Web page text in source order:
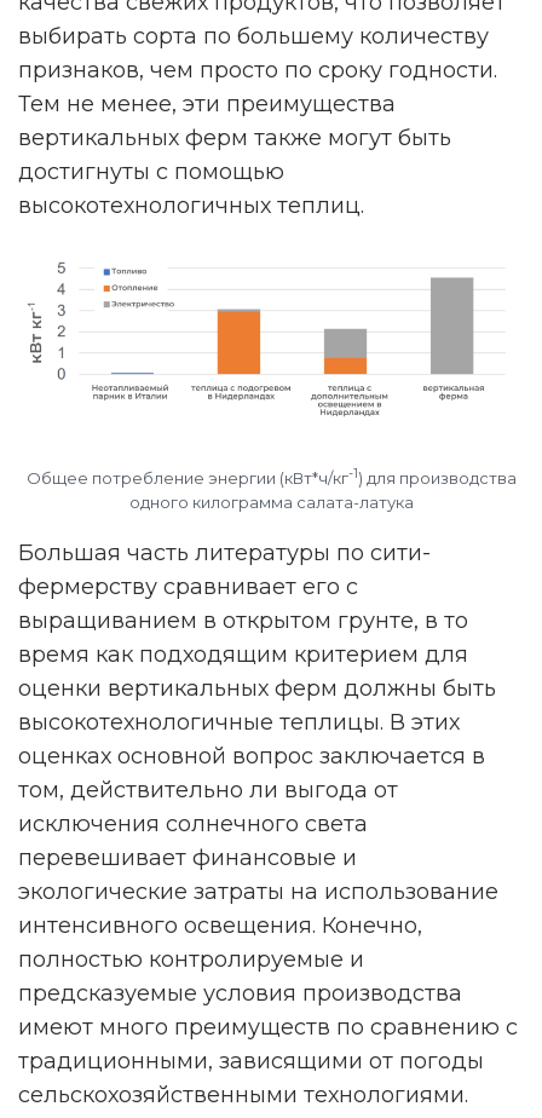
выбирать сорта по большему количеству
признаков, чем просто по сроку годности.
Тем не менее, эти преимущества
вертикальных ферм также могут быть
достигнуты с помощью
высокотехнологичных теплиц.
Общее потребление энергии (кВт*ч/кг-1) для производства
одного килограмма салата-латука
Большая часть литературы по сити-
фермерству сравнивает его с
выращиванием в открытом грунте, в то
время как подходящим критерием для
оценки вертикальных ферм должны быть
высокотехнологичные теплицы. В этих
оценках основной вопрос заключается в
том, действительно ли выгода от
исключения солнечного света
перевешивает финансовые и
экологические затраты на использование
интенсивного освещения. Конечно,
полностью контролируемые и
предсказуемые условия производства
имеют много преимуществ по сравнению с
традиционными, зависящими от погоды
сельскохозяйственными технологиями.